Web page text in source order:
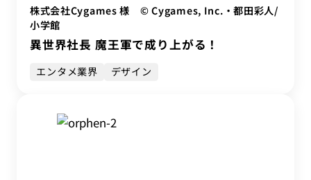
株式会社Cygames 様 © Cygames, Inc.・都田彩人/
小学館
異世界社長 魔王軍で成り上がる！
エンタメ業界 デザイン